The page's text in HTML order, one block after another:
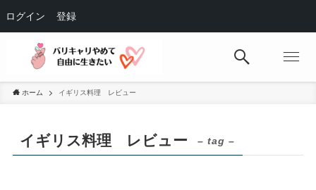
ログイン 登録
ホーム イギリス料理 レビュー
イギリス料理 レビュー – tag –